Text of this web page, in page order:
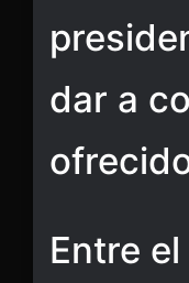
dar a
Entre